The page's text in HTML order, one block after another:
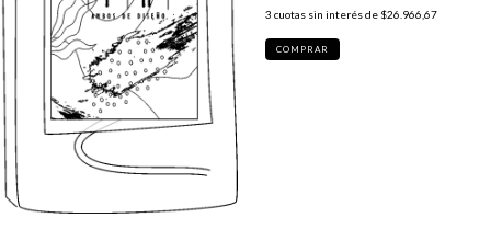
3 cuotas sin interés de $26.966,67
COMPRAR